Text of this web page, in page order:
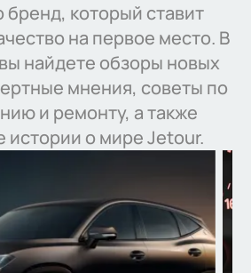
который ставит
на первое место. В
найдете обзоры новых
мнения, советы по
и ремонту, а также
истории о мире Jetour.